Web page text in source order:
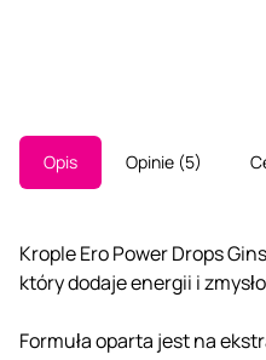
Opis Opinie 5
Krople Ero Power Drops
który dodaje energii i
Formuła oparta jest na